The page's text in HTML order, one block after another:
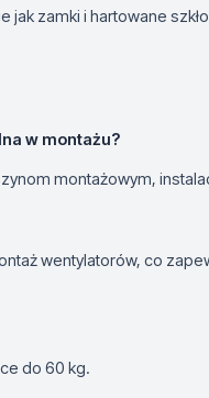
zamki i hartowane
w montażu?
montażowym,
wentylatorów, co
do 60 kg.